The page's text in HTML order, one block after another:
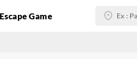
Game